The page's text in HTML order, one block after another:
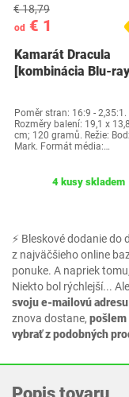
⚡ Bleskové dodanie
z najväčšieho online
ponuke. A napriek
Niekto bol rýchlejší...
svoju e-mailovú adresu
znova dostane, pošlem
vybrať z podobných
od € 1
€ 18,79
Kamarát Dracula
[kombinácia Blu-
Poměr stran: 16:9 - 2,35:1.
Rozměry balení: 19,1 x
cm; 120 gramů. Režie:
Mark. Formát média:…
4 kusy skladem